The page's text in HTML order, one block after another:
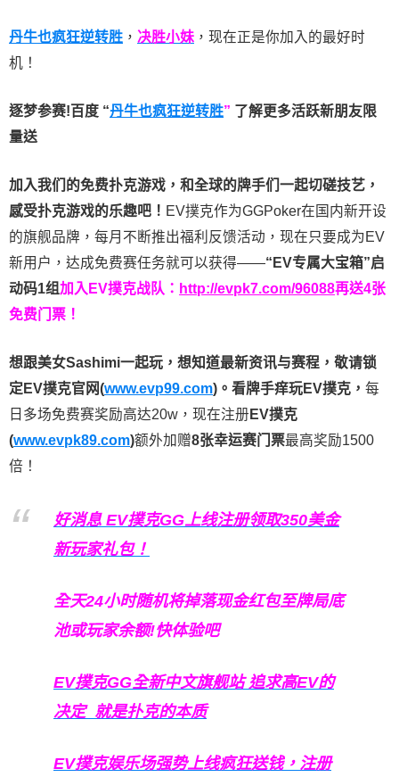
丹牛也疯狂逆转胜 ， 决胜小妹 ，现在正是你加入的最好时
机！
逐梦参赛!百度 “丹牛也疯狂逆转胜” 了解更多活跃新朋友限
量送
加入我们的免费扑克游戏，和全球的牌手们一起切磋技艺，
感受扑克游戏的乐趣吧！ EV撲克作为GGPoker在国内新开设
的旗舰品牌，每月不断推出福利反馈活动，现在只要成为EV
新用户，达成免费赛任务就可以获得——“EV专属大宝箱”启
动码1组加入EV撲克战队： http://evpk7.com/96088再送4张
免费门票！
想跟美女Sashimi一起玩， 想知道最新资讯与赛程， 敬请锁
定EV撲克官网(www.evp99.com)。 看牌手痒玩EV撲克， 每
日多场免费赛奖励高达20w，现在注册 EV撲克
(www.evpk89.com)额外加赠8张幸运赛门票最高奖励1500
倍！
好消息 EV撲克GG上线注册领取350美金
新玩家礼包！
全天24小时随机将掉落现金红包至牌局底
池或玩家余额!快体验吧
EV撲克GG全新中文旗舰站追求高EV的
决定 就是扑克的本质
EV撲克娱乐场强势上线疯狂送钱，注册